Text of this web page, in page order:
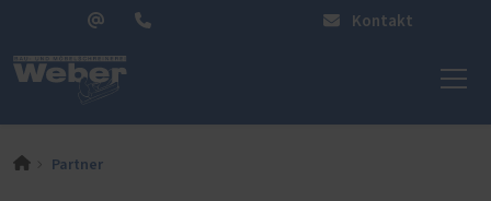
Kontakt
Partner